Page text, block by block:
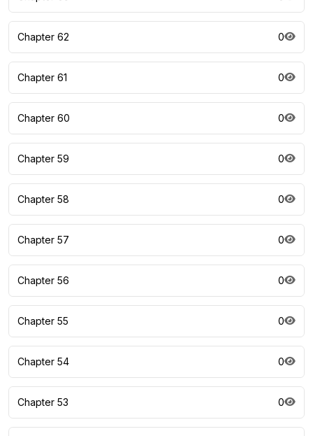
Chapter 62 0
Chapter 61 0
Chapter 60 0
Chapter 59 0
Chapter 58 0
Chapter 57 0
Chapter 56 0
Chapter 55 0
Chapter 54 0
Chapter 53 0